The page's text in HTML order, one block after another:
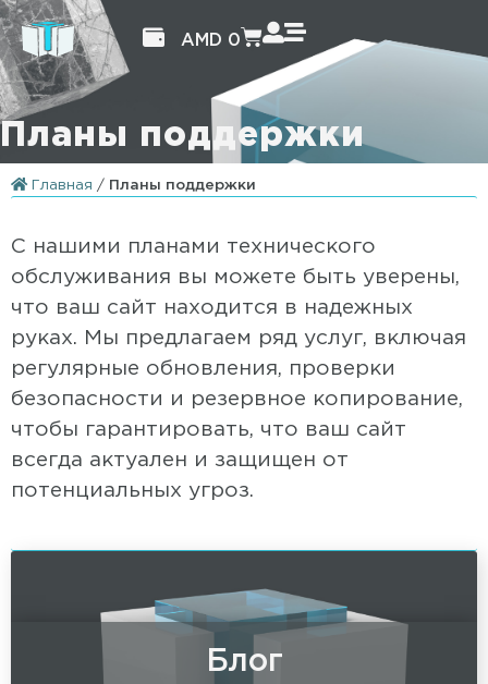
AMD 0
Планы поддержки
Главная / Планы поддержки
С нашими планами технического
обслуживания вы можете быть уверены,
что ваш сайт находится в надежных
руках. Мы предлагаем ряд услуг, включая
регулярные обновления, проверки
безопасности и резервное копирование,
чтобы гарантировать, что ваш сайт
всегда актуален и защищен от
потенциальных угроз.
Блог